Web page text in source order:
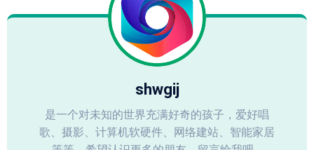
shwgij
是一个对未知的世界充满好奇的孩子，爱好唱
歌、摄影、计算机软硬件、网络建站、智能家居